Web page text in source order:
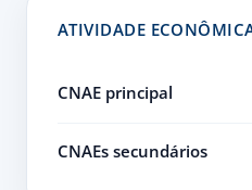
ATIVIDADE
CNAE principal
CNAEs secundários